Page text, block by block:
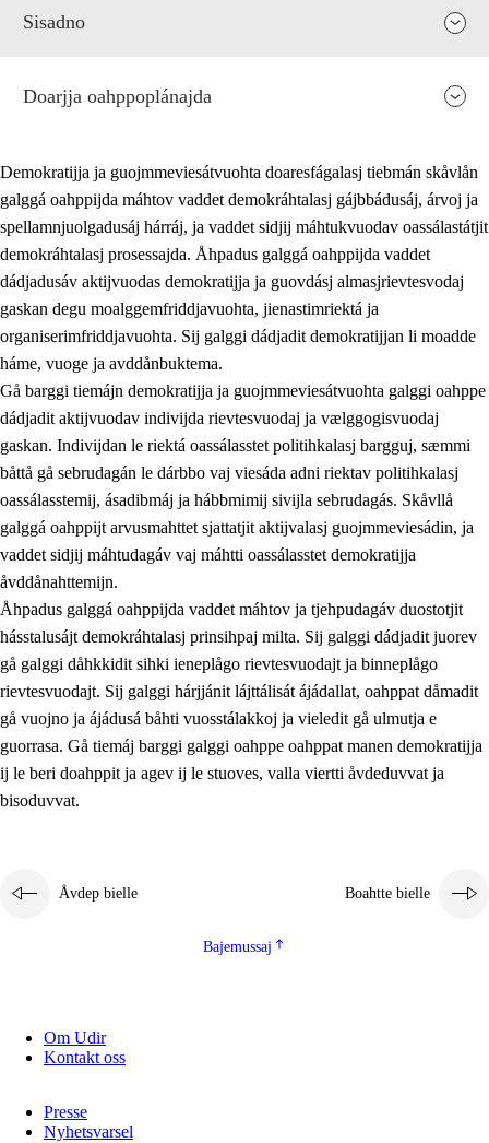
Sisadno
2. Prinsihpa oahppama, åvddånahttema ja ávddama hárráj
2.1 Sosiála oahppam ja åvddånibme
2.2 Máhtudahka fágáj hárráj
2.3 Vuodulasj tjehpudagá
2.4 Oahppat oahppat
Doaresfágalasj tiemá
2.5 Doaresfágalasj tiemá
2.5.1 Álmmukvarresvuohta ja iellemrijbadibme
2.5.2 Demokratijja ja guojmmeviesátvuohta
2.5.3 Guoddelis åvddånibme
Doarjja oahppoplánajda
Demokratijja ja guojmmeviesátvuohta doaresfágalasj tiebmán skåvlån
galggá oahppijda máhtov vaddet demokráhtalasj gájbbádusáj, árvoj ja
spellamnjuolgadusáj hárráj, ja vaddet sidjij máhtukvuodav oassálastátjit
demokráhtalasj prosessajda. Åhpadus galggá oahppijda vaddet
dádjadusáv aktijvuodas demokratijja ja guovdásj almasjrievtesvodaj
gaskan degu moalggemfriddjavuohta, jienastimriektá ja
organiserimfriddjavuohta. Sij galggi dádjadit demokratijjan li moadde
háme, vuoge ja avddånbuktema.
Gå barggi tiemájn demokratijja ja guojmmeviesátvuohta galggi oahppe
dádjadit aktijvuodav indivijda rievtesvuodaj ja vælggogisvuodaj
gaskan. Indivijdan le riektá oassálasstet politihkalasj bargguj, sæmmi
båttå gå sebrudagán le dárbbo vaj viesáda adni riektav politihkalasj
oassálasstemij, ásadibmáj ja hábbmimij sivijla sebrudagás. Skåvllå
galggá oahppijt arvusmahttet sjattatjit aktijvalasj guojmmeviesádin, ja
vaddet sidjij máhtudagáv vaj máhtti oassálasstet demokratijja
åvddånahttemijn.
Åhpadus galggá oahppijda vaddet máhtov ja tjehpudagáv duostotjit
hásstalusájt demokráhtalasj prinsihpaj milta. Sij galggi dádjadit juorev
gå galggi dåhkkidit sihki ieneplågo rievtesvuodajt ja binneplågo
rievtesvuodajt. Sij galggi hárjjánit lájttálisát ájádallat, oahppat dåmadit
gå vuojno ja ájádusá båhti vuosstálakkoj ja vieledit gå ulmutja e
guorrasa. Gå tiemáj barggi galggi oahppe oahppat manen demokratijja
ij le beri doahppit ja agev ij le stuoves, valla viertti åvdeduvvat ja
bisoduvvat.
Åvdep bielle Boahtte bielle
Bajemussaj
Om Udir
Kontakt oss
Presse
Nyhetsvarsel